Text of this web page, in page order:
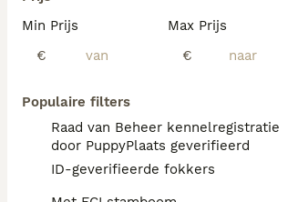
Min Prijs
€
Max Prijs
€
Populaire filters
Raad van Beheer kennelregistratie
door PuppyPlaats geverifieerd
ID-geverifieerde fokkers